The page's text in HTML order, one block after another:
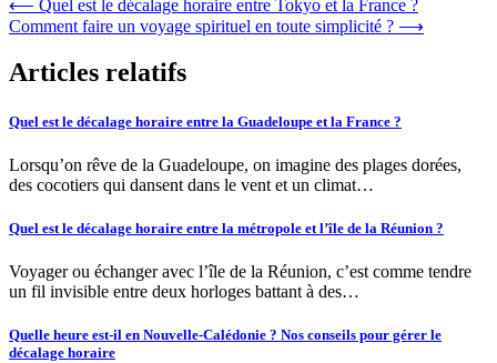
⟵ Quel est le décalage horaire entre Tokyo et la France ?
Comment faire un voyage spirituel en toute simplicité ? ⟶
Articles relatifs
Quel est le décalage horaire entre la Guadeloupe et la France ?
Lorsqu’on rêve de la Guadeloupe, on imagine des plages dorées,
des cocotiers qui dansent dans le vent et un climat…
Quel est le décalage horaire entre la métropole et l’île de la Réunion ?
Voyager ou échanger avec l’île de la Réunion, c’est comme tendre
un fil invisible entre deux horloges battant à des…
Quelle heure est-il en Nouvelle-Calédonie ? Nos conseils pour gérer le
décalage horaire